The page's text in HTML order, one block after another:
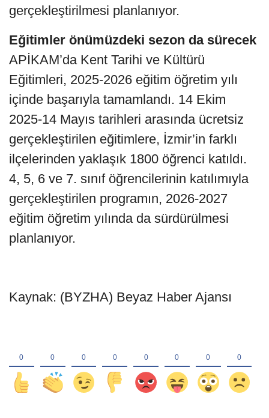
gerçekleştirilmesi planlanıyor.
Eğitimler önümüzdeki sezon da sürecek
APİKAM’da Kent Tarihi ve Kültürü
Eğitimleri, 2025-2026 eğitim öğretim yılı
içinde başarıyla tamamlandı. 14 Ekim
2025-14 Mayıs tarihleri arasında ücretsiz
gerçekleştirilen eğitimlere, İzmir’in farklı
ilçelerinden yaklaşık 1800 öğrenci katıldı.
4, 5, 6 ve 7. sınıf öğrencilerinin katılımıyla
gerçekleştirilen programın, 2026-2027
eğitim öğretim yılında da sürdürülmesi
planlanıyor.
Kaynak: (BYZHA) Beyaz Haber Ajansı